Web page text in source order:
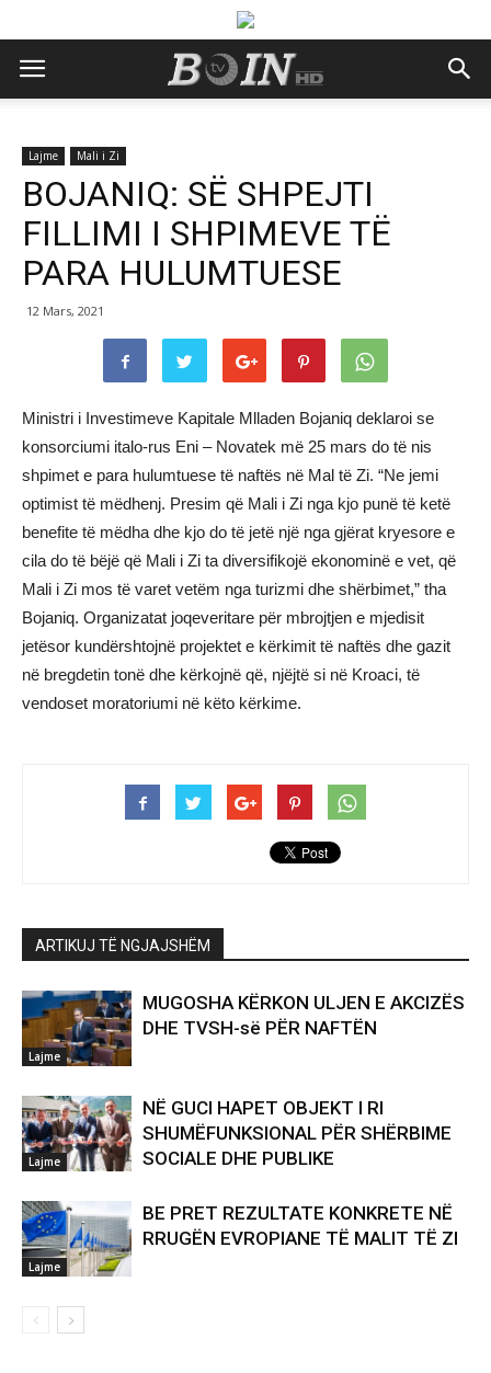
Lajme Mali i Zi
BOJANIQ: SË SHPEJTI
FILLIMI I SHPIMEVE TË
PARA HULUMTUESE
12 Mars, 2021
Ministri i Investimeve Kapitale Mlladen Bojaniq deklaroi se
konsorciumi italo-rus Eni – Novatek më 25 mars do të nis
shpimet e para hulumtuese të naftës në Mal të Zi. “Ne jemi
optimist të mëdhenj. Presim që Mali i Zi nga kjo punë të ketë
benefite të mëdha dhe kjo do të jetë një nga gjërat kryesore e
cila do të bëjë që Mali i Zi ta diversifikojë ekonominë e vet, që
Mali i Zi mos të varet vetëm nga turizmi dhe shërbimet,” tha
Bojaniq. Organizatat joqeveritare për mbrojtjen e mjedisit
jetësor kundërshtojnë projektet e kërkimit të naftës dhe gazit
në bregdetin tonë dhe kërkojnë që, njëjtë si në Kroaci, të
vendoset moratoriumi në këto kërkime.
ARTIKUJ TË NGJAJSHËM
Lajme
MUGOSHA KËRKON ULJEN E AKCIZËS
DHE TVSH-së PËR NAFTËN
Lajme
NË GUCI HAPET OBJEKT I RI
SHUMËFUNKSIONAL PËR SHËRBIME
SOCIALE DHE PUBLIKE
Lajme
BE PRET REZULTATE KONKRETE NË
RRUGËN EVROPIANE TË MALIT TË ZI